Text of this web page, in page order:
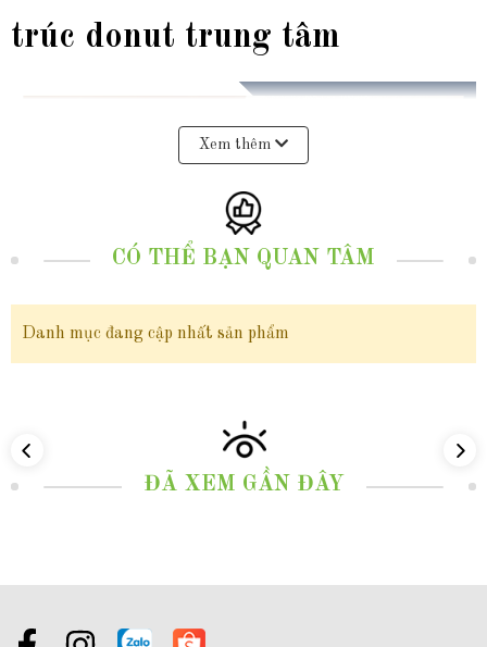
trúc donut trung tâm
Cấu trúc xuyên tâm và vòng năng
Xem thêm
CÓ THỂ BẠN QUAN TÂM
Danh mục đang cập nhất sản phẩm
ĐÃ XEM GẦN ĐÂY